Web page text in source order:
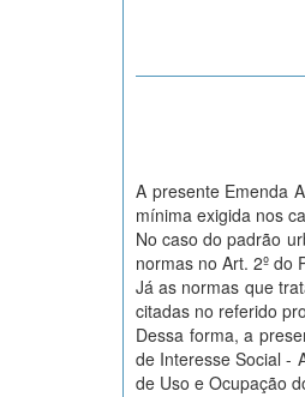
A presente Emenda
mínima exigida nos
No caso do padrão
normas no Art. 2º do
Já as normas que
citadas no referido
Dessa forma, a
de Interesse Social -
de Uso e Ocupação